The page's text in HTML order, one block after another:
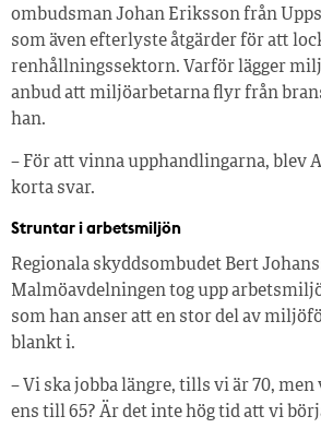
ombudsman Johan Eriksson från
som även efterlyste åtgärder för att
renhållningssektorn. Varför lägger
anbud att miljöarbetarna flyr från
han.
– För att vinna upphandlingarna, blev
korta svar.
Struntar i arbetsmiljön
Regionala skyddsombudet Bert
Malmöavdelningen tog upp
som han anser att en stor del av
blankt i.
– Vi ska jobba längre, tills vi är 70,
ens till 65? Är det inte hög tid att vi